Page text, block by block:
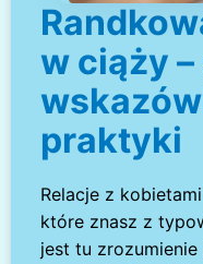
w ciąży
praktyki
Relacje z
które znasz z
jest tu